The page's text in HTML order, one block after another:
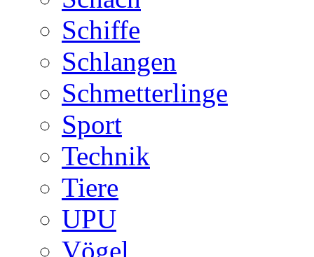
Schiffe
Schlangen
Schmetterlinge
Sport
Technik
Tiere
UPU
Vögel